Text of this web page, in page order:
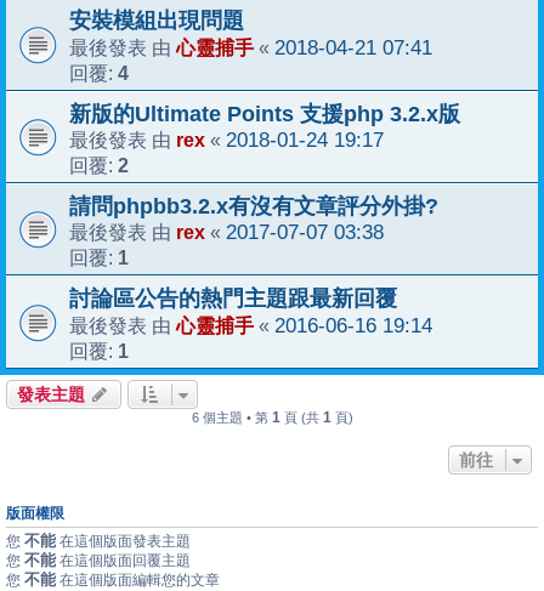
安裝模組出現問題
最後發表 由心靈捕手 « 2018-04-21 07:41
回覆: 4
新版的Ultimate Points 支援php 3.2.x版
最後發表 由 rex « 2018-01-24 19:17
回覆: 2
請問phpbb3.2.x有沒有文章評分外掛?
最後發表 由 rex « 2017-07-07 03:38
回覆: 1
討論區公告的熱門主題跟最新回覆
最後發表 由心靈捕手 « 2016-06-16 19:14
回覆: 1
發表主題
6 個主題 • 第 1 頁 (共 1 頁)
前往
版面權限
您 不能 在這個版面發表主題
您 不能 在這個版面回覆主題
您 不能 在這個版面編輯您的文章